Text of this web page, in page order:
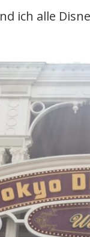
ich alle